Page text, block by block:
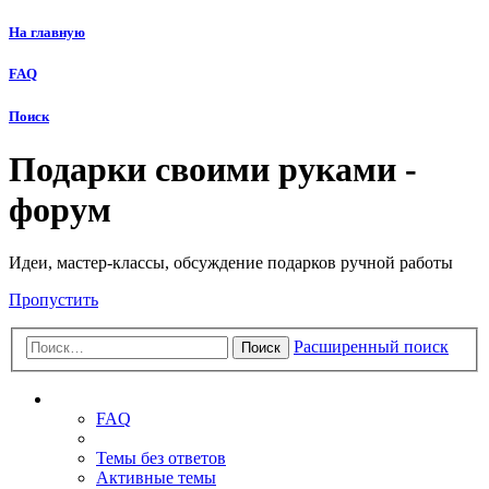
На главную
FAQ
Поиск
Подарки своими руками -
форум
Идеи, мастер-классы, обсуждение подарков ручной работы
Пропустить
Поиск Расширенный поиск
FAQ
Темы без ответов
Активные темы